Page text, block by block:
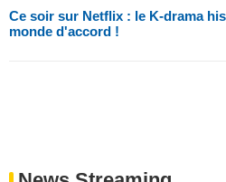
Ce soir sur Netflix : le K-drama
monde d'accord !